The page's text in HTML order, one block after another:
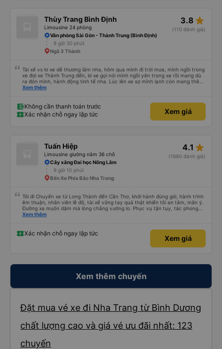
to hơn chắc sẽ không thoải mái đó.Lái xe và phụ xe nói chuyện rất tử tế nha.
Hỏi mình trung chuyển về đâu nữa. Có dừng 1 lần cho khách đi vệ sinh. 5g30
đã đến Dalat.Tới nơi dù chỉ là bãi đất trống nhưng đã có vài chiếc xe trung
chuyển chờ sẵn rồi ,không phải chờ lâu,mỗi chiếc chở vài nhóm khách đi 1
hướng. Chỗ mình ở xa tầm 5-6km vẫn nhiệt tình chở tới ,có điều xe trung
chuyển chạy ghê quá, cảm giác y chang tàu lượn siêu tốc vậy 😅.Nói tóm lại
là 1 trải nghiệm rất hài lòng. Cảm ơn Team xe 60F 00575 và Phong Phú
Thùy Trang Bình Định
Limousine 24 phòng
3.8 star_rate
(110 đánh giá)
Văn phòng Sài Gòn - Thành Trung (Bình Định)
8 giờ 30 phút
Ngã 3 Thành
Tài xế vs lơ xe dễ thương lắm nha, hôm qua mình đi trời mưa, mình ngồi trong
xe đợi xe Thành Trung đến, lơ xe gọi nói mình ngồi yên trong xe rồi mang dù
ra đón mình, hành động tinh tế nha. Lúc lên xe sợ mình lạnh còn mang thêm
cho mình cái chăn bông, lúc xuống xe lần nào cũng v, đều book grap, be chở
bố mẹ đi, bố mẹ khen không hết lời. Cảm ơn nhà xe Thành Trung nhiều
Xem thêm
Không cần thanh toán trước
Xác nhận chỗ ngay lập tức
Xem giá
Tuấn Hiệp
Limousine giường nằm 36 chỗ
4.1 star_rate
(1660 đánh giá)
Cây xăng Đai học Nông Lâm
9 giờ 10 phút
Bến Xe Phía Bắc Nha Trang
Tôi đi Chuyến xe từ Long Thành đến Cần Thơ, khởi hành đúng giờ, hành trình
êm thuận, nhân viên lễ độ, tài xế vững tay quả thật khiến tôi an tâm, mãn ý.
Đường xa muôn dặm mà lòng chẳng vướng lo. Phục vụ tận tụy, tác phong
nghiêm cẩn, hiếm thấy giữa thời buổi kim tiền vội vã. Xã hội loạn đạo. Xin gửi
Xem thêm
Xác nhận chỗ ngay lập tức
Xem giá
Xem thêm chuyến
Đặt mua vé xe đi Nha Trang từ Bình Dương
chất lượng cao và giá vé ưu đãi nhất: 123
chuyến